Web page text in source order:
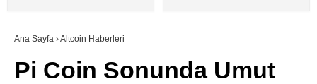
Youtube
SÖZLÜK
Ana Sayfa ›Altcoin Haberleri
Pi Coin Sonunda Umut